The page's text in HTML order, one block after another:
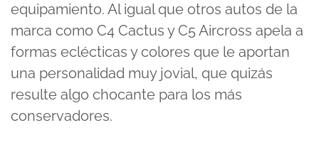
equipamiento. Al igual que otros autos de la
marca como C4 Cactus y C5 Aircross apela a
formas eclécticas y colores que le aportan
una personalidad muy jovial, que quizás
resulte algo chocante para los más
conservadores.